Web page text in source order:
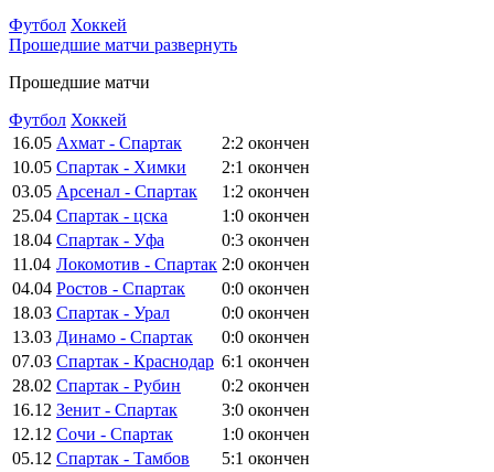
Футбол Хоккей
Прошедшие матчи развернуть
Прошедшие матчи
Футбол Хоккей
16.05 Ахмат - Спартак 2:2 окончен
10.05 Спартак - Химки 2:1 окончен
03.05 Арсенал - Спартак 1:2 окончен
25.04 Спартак - цска 1:0 окончен
18.04 Спартак - Уфа 0:3 окончен
11.04 Локомотив - Спартак 2:0 окончен
04.04 Ростов - Спартак 0:0 окончен
18.03 Спартак - Урал 0:0 окончен
13.03 Динамо - Спартак 0:0 окончен
07.03 Спартак - Краснодар 6:1 окончен
28.02 Спартак - Рубин 0:2 окончен
16.12 Зенит - Спартак 3:0 окончен
12.12 Сочи - Спартак 1:0 окончен
05.12 Спартак - Тамбов 5:1 окончен